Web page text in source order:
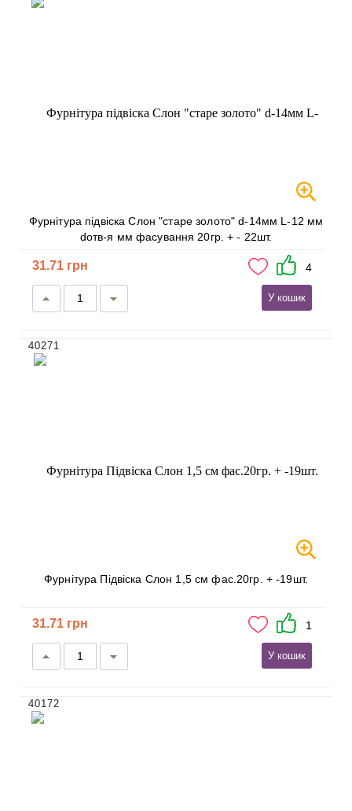
Фурнітура підвіска Слон "старе золото" d-14мм L-12 мм
dотв-я мм фасування 20гр. + - 22шт.
31.71 грн 4
У кошик
Фурнітура Підвіска Слон 1,5 см фас.20гр. + -19шт.
40271
31.71 грн 1
У кошик
40172